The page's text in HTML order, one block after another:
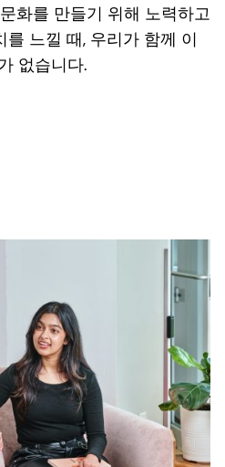
화를 만들기 위해 노력하고
느낄 때, 우리가 함께 이
없습니다.